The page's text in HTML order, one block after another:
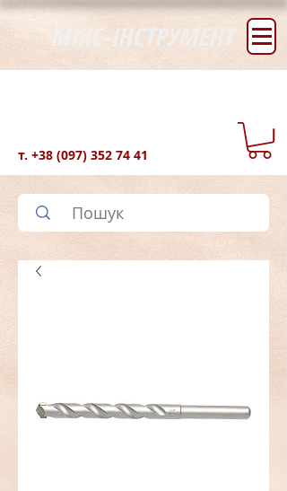
МІКС-ІНСТРУМЕНТ
т. +38 (097) 352 74 41